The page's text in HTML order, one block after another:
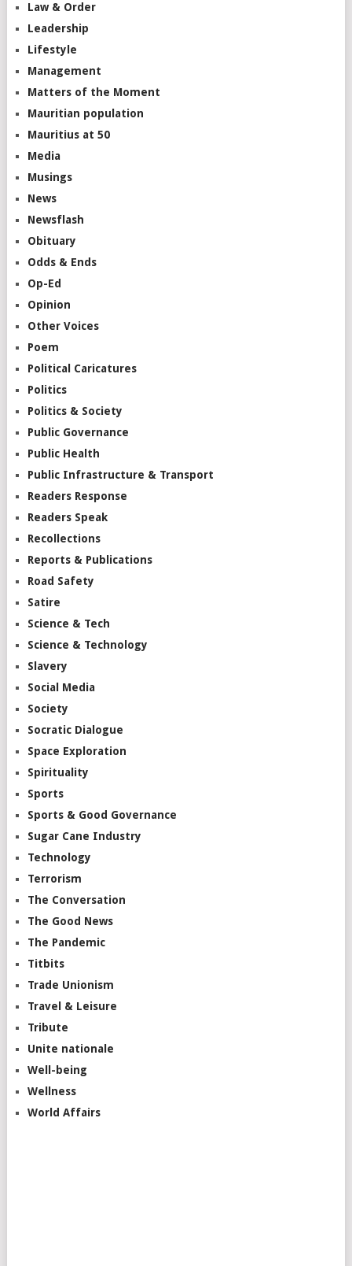
Law & Order
Leadership
Lifestyle
Management
Matters of the Moment
Mauritian population
Mauritius at 50
Media
Musings
News
Newsflash
Obituary
Odds & Ends
Op-Ed
Opinion
Other Voices
Poem
Political Caricatures
Politics
Politics & Society
Public Governance
Public Health
Public Infrastructure & Transport
Readers Response
Readers Speak
Recollections
Reports & Publications
Road Safety
Satire
Science & Tech
Science & Technology
Slavery
Social Media
Society
Socratic Dialogue
Space Exploration
Spirituality
Sports
Sports & Good Governance
Sugar Cane Industry
Technology
Terrorism
The Conversation
The Good News
The Pandemic
Titbits
Trade Unionism
Travel & Leisure
Tribute
Unite nationale
Well-being
Wellness
World Affairs